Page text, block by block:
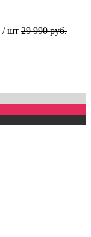
/ шт 29 990 руб.